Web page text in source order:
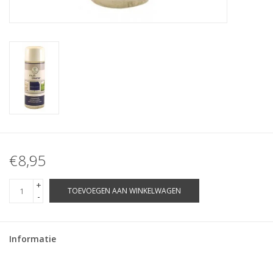
€8,95
+
-
TOEVOEGEN AAN WINKELWAGEN
Informatie